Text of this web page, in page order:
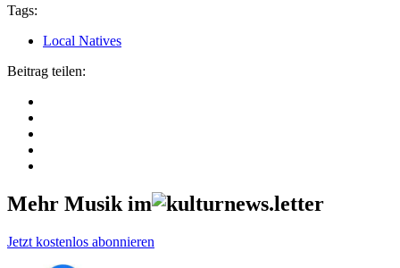
Tags:
Local Natives
Beitrag teilen:
Mehr Musik im
Jetzt kostenlos abonnieren